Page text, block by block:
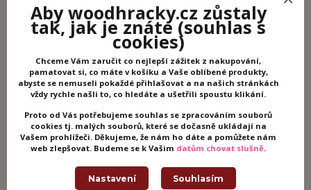
Potřebujete poradit?
+420 605 062 233
(Po-Ne, 8-21 hod.)
info@woodhracky.cz
Doprava ZDARMA!
Objednejte za 2000,- a dopravu zaplatíme za Vás.
Aby woodhracky.cz zůstaly
tak, jak je znáte(souhlas s
cookies)
Chceme Vám zaručit co nejlepší zážitek z nakupování,
pamatovat si, co máte v košíku a Vaše oblíbené produkty,
abyste se nemuseli pokaždé přihlašovat a na našich stránkách
vždy rychle našli to, co hledáte a ušetřili spoustu klikání.
Proto od Vás potřebujeme souhlas se zpracováním souborů
cookies tj. malých souborů, které se dočasně ukládají na
Vašem prohlížeči. Děkujeme, že nám ho dáte a pomůžete nám
web zlepšovat. Budeme se k Vašim datům chovat slušně.
Nastavení Souhlasím